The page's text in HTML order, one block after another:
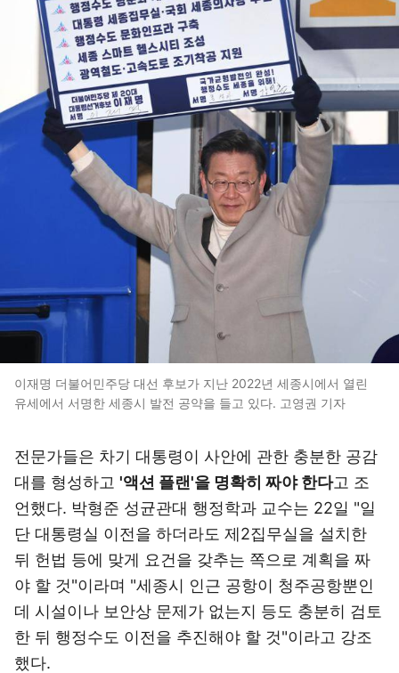
이재명 더불어민주당 대선 후보가 지난 2022년 세종시에서 열린
유세에서 서명한 세종시 발전 공약을 들고 있다. 고영권 기자
전문가들은 차기 대통령이 사안에 관한 충분한 공감
대를 형성하고 '액션 플랜'을 명확히 짜야 한다고 조
언했다. 박형준 성균관대 행정학과 교수는 22일 "일
단 대통령실 이전을 하더라도 제2집무실을 설치한
뒤 헌법 등에 맞게 요건을 갖추는 쪽으로 계획을 짜
야 할 것"이라며 "세종시 인근 공항이 청주공항뿐인
데 시설이나 보안상 문제가 없는지 등도 충분히 검토
한 뒤 행정수도 이전을 추진해야 할 것"이라고 강조
했다.